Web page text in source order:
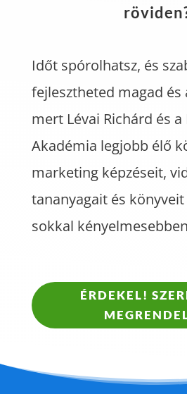
Időt spórolhatsz, és
fejlesztheted magad és
mert Lévai Richárd és
Akadémia legjobb élő
marketing képzéseit,
tananyagait és
sokkal
ÉRDEKEL!